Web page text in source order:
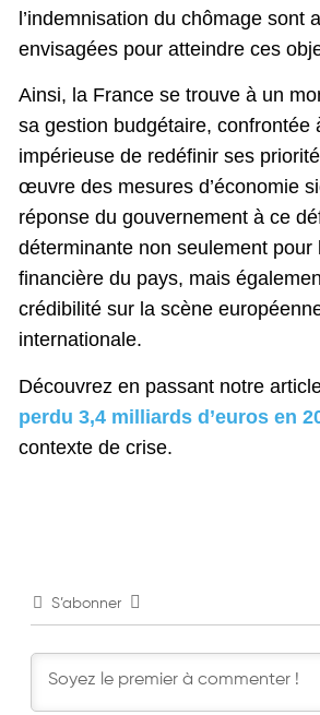
l’indemnisation du chômage sont
envisagées pour atteindre ces
Ainsi, la France se trouve à un
sa gestion budgétaire, confrontée
impérieuse de redéfinir ses
œuvre des mesures d’économie
réponse du gouvernement à ce
déterminante non seulement pour
financière du pays, mais
crédibilité sur la scène
internationale.
Découvrez en passant notre
perdu 3,4 milliards d’euros en
contexte de crise.
S’abonner